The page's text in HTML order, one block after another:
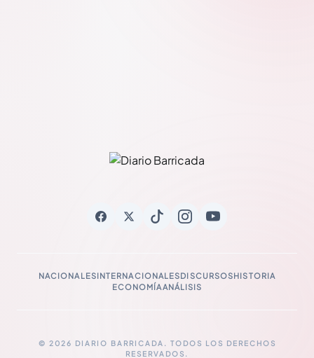
NACIONALESINTERNACIONALESDISCURSOSHISTORIA
ECONOMÍAANÁLISIS
© 2026 DIARIO BARRICADA. TODOS LOS DERECHOS
RESERVADOS.